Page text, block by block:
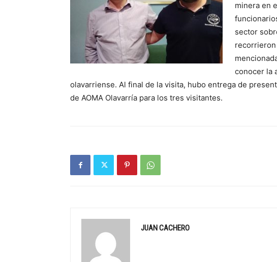
minera en
sector
conocer la
olavarriense. Al final de la visita, hubo entrega de
de AOMA Olavarría para los tres visitantes.
JUAN CACHERO